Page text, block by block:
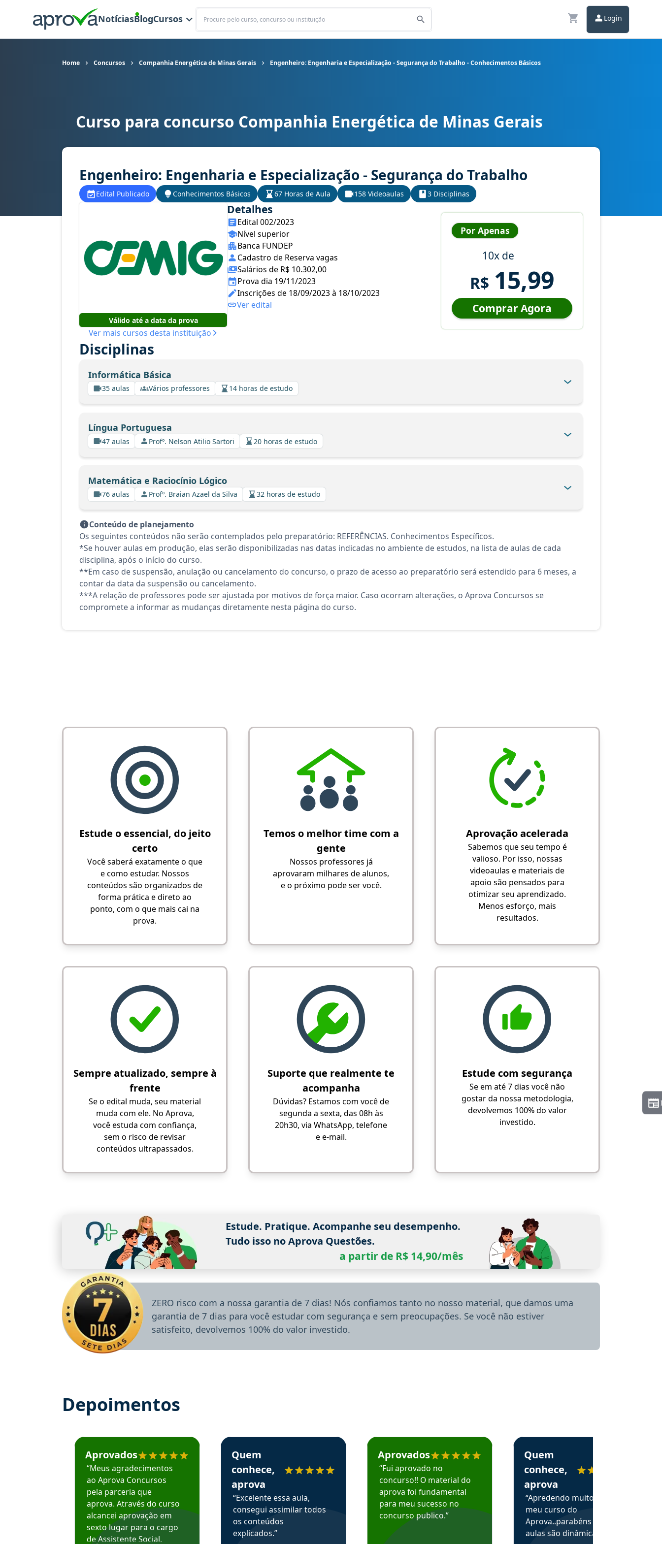
NotíciasBlogCursos
Buscar
Login
Home Concursos Companhia Energética de Minas Gerais Engenheiro: Engenharia e Especialização - Segurança do Trabalho - Conhecimentos Básicos
Curso para concurso Cemig (MG) - Companhia Energética de Minas Gerais cargo Engenheiro: Engenharia e Especialização - Segurança do Trabalho - Conhecimentos Básicos
Curso para concurso Companhia Energética de Minas Gerais
Engenheiro: Engenharia e Especialização - Segurança do Trabalho
Edital Publicado Conhecimentos Básicos 67 Horas de Aula 158 Videoaulas 3 Disciplinas
Válido até a data da prova
Ver mais cursos desta instituição
Detalhes
Edital 002/2023
Nível superior
Banca FUNDEP
Cadastro de Reserva vagas
Salários de R$ 10.302,00
Prova dia 19/11/2023
Inscrições de 18/09/2023 à 18/10/2023
Ver edital
Por Apenas
10x de
R$ 15,99
Comprar Agora
Disciplinas
Informática Básica
35 aulas Vários professores 14 horas de estudo
Língua Portuguesa
47 aulas Profº. Nelson Atilio Sartori 20 horas de estudo
Matemática e Raciocínio Lógico
76 aulas Profº. Braian Azael da Silva 32 horas de estudo
Conteúdo de planejamento
Os seguintes conteúdos não serão contemplados pelo preparatório: REFERÊNCIAS. Conhecimentos Específicos.
*Se houver aulas em produção, elas serão disponibilizadas nas datas indicadas no ambiente de estudos, na lista de aulas de cada
disciplina, após o início do curso.
**Em caso de suspensão, anulação ou cancelamento do concurso, o prazo de acesso ao preparatório será estendido para 6 meses, a
contar da data da suspensão ou cancelamento.
***A relação de professores pode ser ajustada por motivos de força maior. Caso ocorram alterações, o Aprova Concursos se
compromete a informar as mudanças diretamente nesta página do curso.
Estude o essencial, do jeito
certo
Você saberá exatamente o que
e como estudar. Nossos
conteúdos são organizados de
forma prática e direto ao
ponto, com o que mais cai na
prova.
Temos o melhor time com a
gente
Nossos professores já
aprovaram milhares de alunos,
e o próximo pode ser você.
Aprovação acelerada
Sabemos que seu tempo é
valioso. Por isso, nossas
videoaulas e materiais de
apoio são pensados para
otimizar seu aprendizado.
Menos esforço, mais
resultados.
Sempre atualizado, sempre à
frente
Se o edital muda, seu material
muda com ele. No Aprova,
você estuda com confiança,
sem o risco de revisar
conteúdos ultrapassados.
Suporte que realmente te
acompanha
Dúvidas? Estamos com você de
segunda a sexta, das 08h às
20h30, via WhatsApp, telefone
e e-mail.
Estude com segurança
Se em até 7 dias você não
gostar da nossa metodologia,
devolvemos 100% do valor
investido.
Estude. Pratique. Acompanhe seu desempenho.
Tudo isso no Aprova Questões.
a partir de R$ 14,90/mês
ZERO risco com a nossa garantia de 7 dias! Nós confiamos tanto no nosso material, que damos uma
garantia de 7 dias para você estudar com segurança e sem preocupações. Se você não estiver
satisfeito, devolvemos 100% do valor investido.
Depoimentos
Estudante José recomenda o Aprova Concursos em depoimento
Aprovados
“Meus agradecimentos
ao Aprova Concursos
pela parceria que
aprova. Através do curso
alcancei aprovação em
sexto lugar para o cargo
de Assistente Social.
Estudante Sergio recomenda o Aprova Concursos em depoimento
Quem
conhece,
aprova
“Excelente essa aula,
consegui assimilar todos
os conteúdos
explicados.”
Estudante Mário recomenda o Aprova Concursos em depoimento
Aprovados
“Fui aprovado no
concurso!! O material do
aprova foi fundamental
para meu sucesso no
concurso publico.”
Estudante Alessandra recomenda o Aprova
Quem
conhece,
aprova
“Apredendo muito no
meu curso do
Aprova..parabéns pelas
aulas são dinâmicas e